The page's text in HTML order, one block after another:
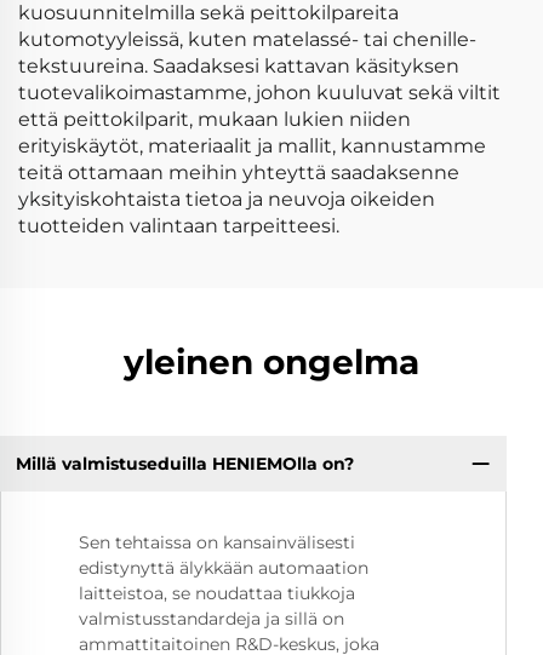
kuosuunnitelmilla sekä peittokilpareita
kutomotyyleissä, kuten matelassé- tai chenille-
tekstuureina. Saadaksesi kattavan käsityksen
tuotevalikoimastamme, johon kuuluvat sekä viltit
että peittokilparit, mukaan lukien niiden
erityiskäytöt, materiaalit ja mallit, kannustamme
teitä ottamaan meihin yhteyttä saadaksenne
yksityiskohtaista tietoa ja neuvoja oikeiden
tuotteiden valintaan tarpeitteesi.
yleinen ongelma
Millä valmistuseduilla HENIEMOlla on?
Sen tehtaissa on kansainvälisesti
edistynyttä älykkään automaation
laitteistoa, se noudattaa tiukkoja
valmistusstandardeja ja sillä on
ammattitaitoinen R&D-keskus, joka